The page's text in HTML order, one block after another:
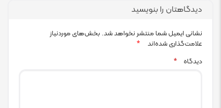
دیدگاهتان را بنویسید
نشانی ایمیل شما منتشر نخواهد شد. بخش‌های موردنیاز
علامت‌گذاری شده‌اند
*
دیدگاه
*